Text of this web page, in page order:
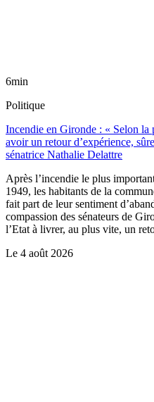
6min
Politique
Incendie en Gironde : « Selon la
avoir un retour d’expérience,
sénatrice Nathalie Delattre
Après l’incendie le plus
1949, les habitants de la
fait part de leur sentiment
compassion des sénateurs de
l’Etat à livrer, au plus vite, un
Le 4 août 2026